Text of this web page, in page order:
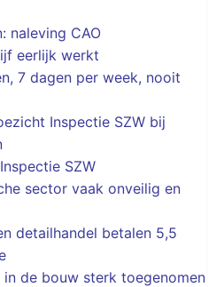
naleving CAO
eerlijk werkt
7 dagen per week, nooit
Inspectie SZW bij
SZW
sector vaak onveilig en
detailhandel betalen 5,5
in de bouw sterk toegenomen